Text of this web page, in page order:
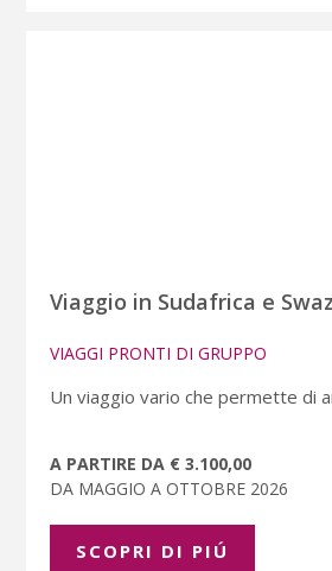
Viaggio in Sudafrica e
VIAGGI PRONTI DI GRUPPO
Un viaggio vario che permette di
A PARTIRE DA € 3.100,00
DA MAGGIO A OTTOBRE 2026
SCOPRI DI PIÚ